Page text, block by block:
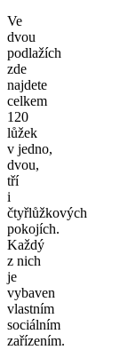
Ve
dvou
podlažích
zde
najdete
celkem
120
lůžek
v jedno,
dvou,
tří
i
čtyřlůžkových
pokojích.
Každý
z nich
je
vybaven
vlastním
sociálním
zařízením.